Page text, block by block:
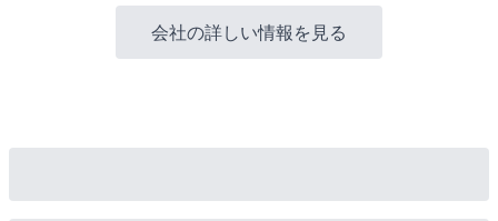
会社の詳しい情報を見る